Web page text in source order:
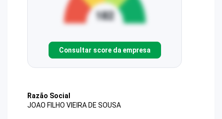
Consultar score da empresa
Razão Social
JOAO FILHO VIEIRA DE SOUSA